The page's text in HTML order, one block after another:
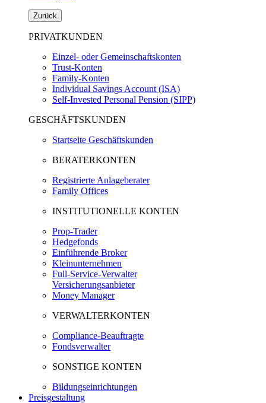
Zurück
PRIVATKUNDEN
Einzel- oder Gemeinschaftskonten
Trust-Konten
Family-Konten
Individual Savings Account (ISA)
Self-Invested Personal Pension (SIPP)
GESCHÄFTSKUNDEN
Startseite Geschäftskunden
BERATERKONTEN
Registrierte Anlageberater
Family Offices
INSTITUTIONELLE KONTEN
Prop-Trader
Hedgefonds
Einführende Broker
Kleinunternehmen
Full-Service-Verwalter
Versicherungsanbieter
Money Manager
VERWALTERKONTEN
Compliance-Beauftragte
Fondsverwalter
SONSTIGE KONTEN
Bildungseinrichtungen
Preisgestaltung